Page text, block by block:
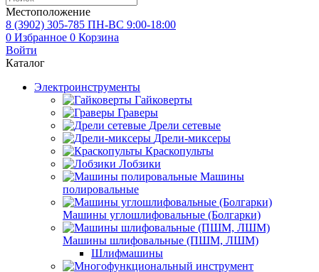
Местоположение
8 (3902) 305-785 ПН-ВС 9:00-18:00
0 Избранное 0 Корзина
Войти
Каталог
Электроинструменты
Гайковерты
Граверы
Дрели сетевые
Дрели-миксеры
Краскопульты
Лобзики
Машины
полировальные
Машины углошлифовальные (Болгарки)
Машины шлифовальные (ПШМ, ЛШМ)
Шлифмашины